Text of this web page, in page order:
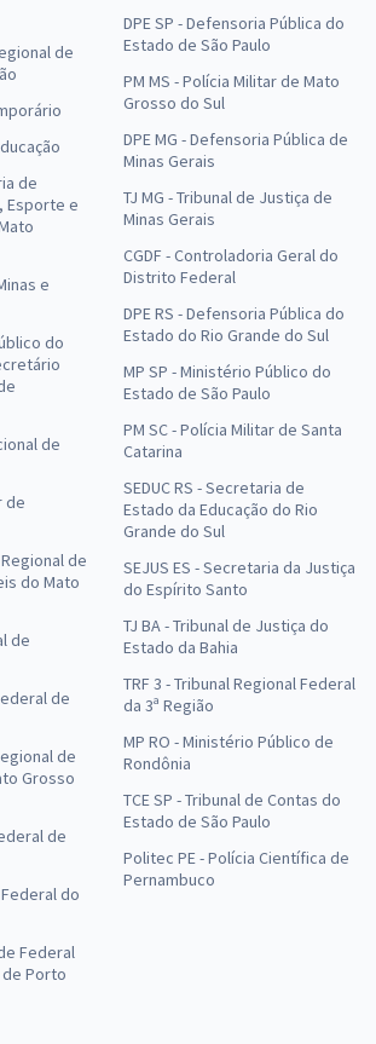
de
de
Esporte e
e
do
de
de
Regional de
do Mato
de
de
de
Grosso
de
do
Federal
de Porto
DPE SP - Defensoria Pública do
Estado de São Paulo
PM MS - Polícia Militar de Mato
Grosso do Sul
DPE MG - Defensoria Pública de
Minas Gerais
TJ MG - Tribunal de Justiça de
Minas Gerais
CGDF - Controladoria Geral do
Distrito Federal
DPE RS - Defensoria Pública do
Estado do Rio Grande do Sul
MP SP - Ministério Público do
Estado de São Paulo
PM SC - Polícia Militar de Santa
Catarina
SEDUC RS - Secretaria de
Estado da Educação do Rio
Grande do Sul
SEJUS ES - Secretaria da Justiça
do Espírito Santo
TJ BA - Tribunal de Justiça do
Estado da Bahia
TRF 3 - Tribunal Regional Federal
da 3ª Região
MP RO - Ministério Público de
Rondônia
TCE SP - Tribunal de Contas do
Estado de São Paulo
Politec PE - Polícia Científica de
Pernambuco